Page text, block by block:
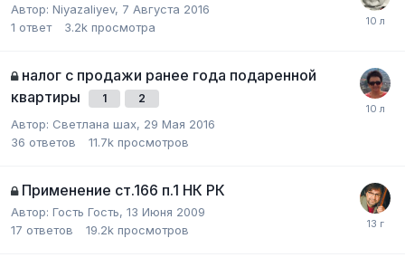
Автор: Niyazaliyev, 7 Августа 2016
1 ответ 3.2k просмотра
налог с продажи ранее года подаренной
квартиры
1 2
Автор: Светлана шах, 29 Мая 2016
36 ответов 11.7k просмотров
Применение ст.166 п.1 НК РК
Автор: Гость Гость, 13 Июня 2009
17 ответов 19.2k просмотров